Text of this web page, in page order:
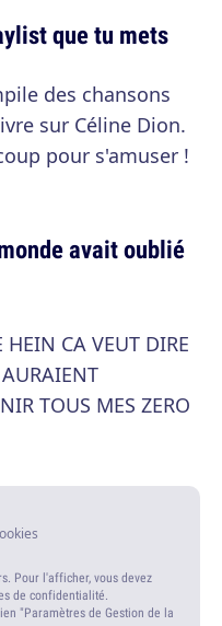
que tu mets
des chansons
sur Céline Dion.
pour s'amuser !
avait oublié
HEIN CA VEUT DIRE
TOUS MES ZERO
Pour l'afficher, vous devez
de confidentialité.
"Paramètres de Gestion de la